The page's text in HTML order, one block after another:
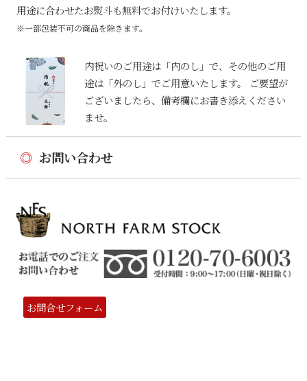
用途に合わせたお熨斗も無料でお付けいたします。
※一部包装不可の商品を除きます。
内祝いのご用途は「内のし」で、その他のご用
途は「外のし」でご用意いたします。 ご要望が
ございましたら、備考欄にお書き添えください
ませ。
◎ お問い合わせ
お問合せフォーム